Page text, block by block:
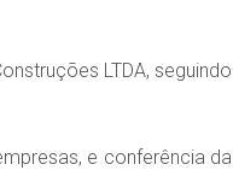
LTDA, seguindo
e conferência da